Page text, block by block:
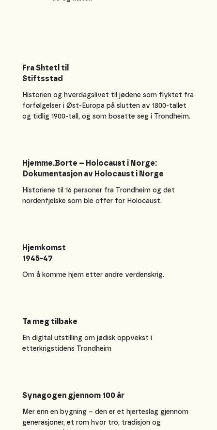
Fra Shtetl til
Stiftsstad
Historien og hverdagslivet til jødene som flyktet fra
forfølgelser i Øst-Europa på slutten av 1800-tallet
og tidlig 1900-tall, og som bosatte seg i Trondheim.
Hjemme.Borte – Holocaust i Norge:
Dokumentasjon av Holocaust i Norge
Historiene til 16 personer fra Trondheim og det
nordenfjelske som ble offer for Holocaust.
Hjemkomst
1945-47
Om å komme hjem etter andre verdenskrig.
Ta meg tilbake
En digital utstilling om jødisk oppvekst i
etterkrigstidens Trondheim
Synagogen gjennom 100 år
Mer enn en bygning – den er et hjerteslag gjennom
generasjoner, et rom hvor tro, tradisjon og